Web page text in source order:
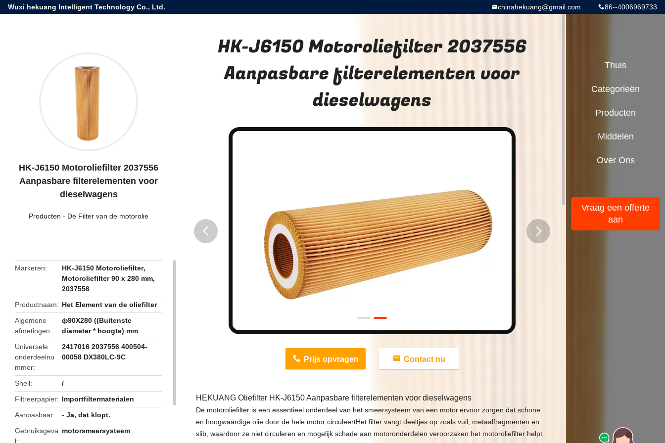
Wuxi hekuang Intelligent Technology Co., Ltd. 86--4006969733
chinahekuang@gmail.com
HK-J6150 Motoroliefilter 2037556
Aanpasbare filterelementen voor
dieselwagens
Producten - De Filter van de motorolie
Markeren HK-J6150 Motoroliefilter,
Motoroliefilter 90 x 280 mm,
2037556
Productnaam
Het Element van de oliefilter
Algemene
afmetingen
ф90X280 ((Buitenste
diameter * hoogte) mm
Universele
onderdeelnu
mmer
2417016 2037556 400504-
00058 DX380LC-9C
Shell
/
Filtreerpapier
Importfiltermaterialen
Aanpasbaar
- Ja, dat klopt.
Gebruiksgeva
l
motorsmeersysteem
HK-J6150 Motoroliefilter 2037556
Aanpasbare filterelementen voor
dieselwagens
Prijs opvragen Contact nu
HEKUANG Oliefilter HK-J6150 Aanpasbare filterelementen voor dieselwagens
De motoroliefilter is een essentieel onderdeel van het smeersysteem van een motor.ervoor zorgen dat schone
en hoogwaardige olie door de hele motor circuleertHet filter vangt deeltjes op zoals vuil, metaalfragmenten en
slib, waardoor ze niet circuleren en mogelijk schade aan motoronderdelen veroorzaken.het motoroliefilter helpt
Thuis
Categorieën
Producten
Middelen
Over Ons
Vraag een offerte
aan